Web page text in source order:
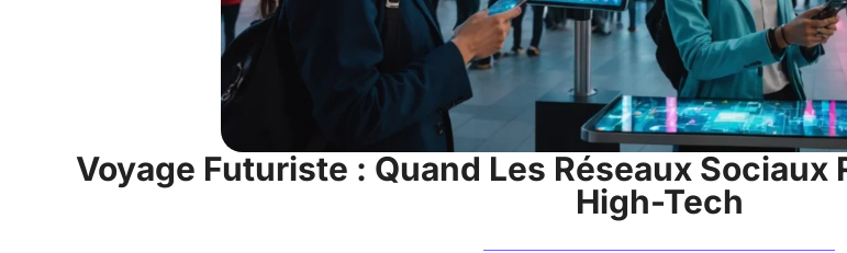
Voyage Futuriste : Quand Les Réseaux Sociaux
High-Tech